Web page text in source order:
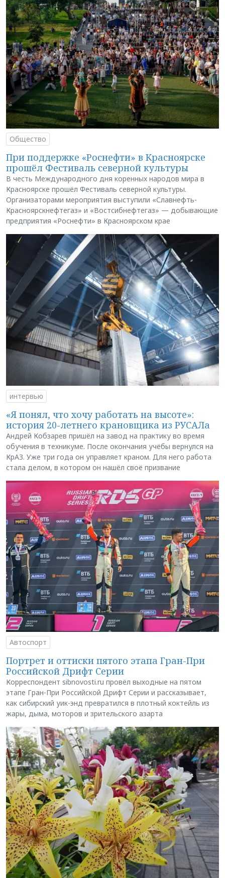
Общество
При поддержке «Роснефти» в Красноярске
прошёл Фестиваль северной культуры
В честь Международного дня коренных народов мира в
Красноярске прошёл Фестиваль северной культуры.
Организаторами мероприятия выступили «Славнефть-
Красноярскнефтегаз» и «Востсибнефтегаз» — добывающие
предприятия «Роснефти» в Красноярском крае
интервью
«Я понял, что хочу работать на высоте»:
история 20-летнего крановщика из РУСАЛа
Андрей Кобзарев пришёл на завод на практику во время
обучения в техникуме. После окончания учёбы вернулся на
КрАЗ. Уже три года он управляет краном. Для него работа
стала делом, в котором он нашёл своё призвание
Автоспорт
Портрет и оттиски пятого этапа Гран-При
Российской Дрифт Серии
Корреспондент sibnovosti.ru провёл выходные на пятом
этапе Гран-При Российской Дрифт Серии и рассказывает,
как сибирский уик-энд превратился в плотный коктейль из
жары, дыма, моторов и зрительского азарта